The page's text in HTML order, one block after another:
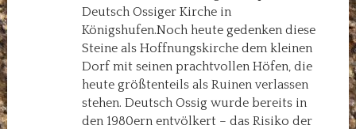
Deutsch Ossiger Kirche in
Königshufen.Noch heute gedenken diese
Steine als Hoffnungskirche dem kleinen
Dorf mit seinen prachtvollen Höfen, die
heute größtenteils als Ruinen verlassen
stehen. Deutsch Ossig wurde bereits in
den 1980ern entvölkert – das Risiko der